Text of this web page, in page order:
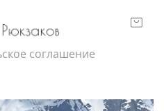
соглашение